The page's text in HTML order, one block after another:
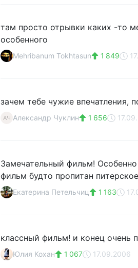
там просто отрывки каких -то
особенного
Mehribanum Tokhtasun 1 849
зачем тебе чужие впечатления,
АЧ Александр Чуклин 1 656
Замечательный фильм!
фильм будто пропитан
Екатерина Петельчиц 1 163
классный фильм! и конец очень
Юлия Кохан 1 067 17.09.2006